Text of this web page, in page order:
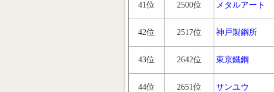
41位 2500位 メタルアート
42位 2517位 神戸製鋼所
43位 2642位 東京鐵鋼
44位 2651位 サンユウ